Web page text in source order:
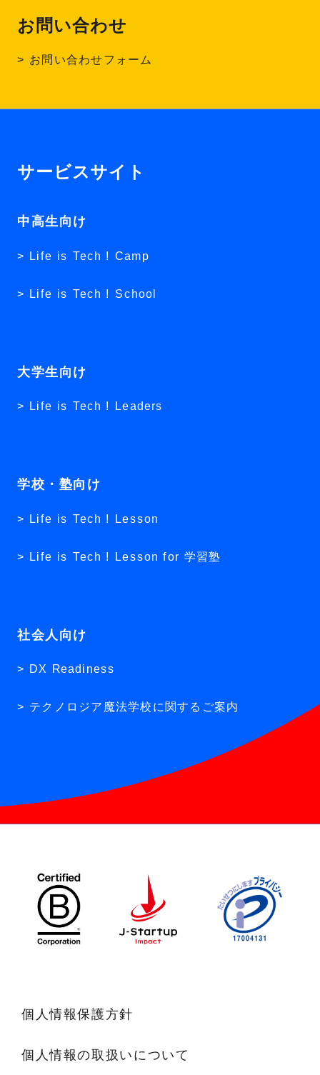
お問い合わせ
お問い合わせフォーム
サービスサイト
中高生向け
Life is Tech ! Camp
Life is Tech ! School
大学生向け
Life is Tech ! Leaders
学校・塾向け
Life is Tech ! Lesson
Life is Tech ! Lesson for 学習塾
社会人向け
DX Readiness
テクノロジア魔法学校に関するご案内
個人情報保護方針
個人情報の取扱いについて